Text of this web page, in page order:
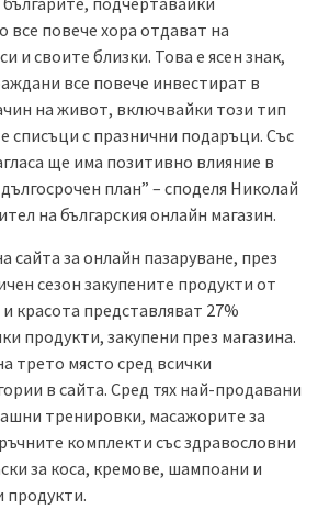
все повече хора отдават на
и своите близки. Това е ясен знак,
все повече инвестират в
на живот, включвайки този тип
списъци с празнични подаръци. Със
ще има позитивно влияние в
план” – споделя Николай
на българския онлайн магазин.
сайта за онлайн пазаруване, през
сезон закупените продукти от
красота представляват 27%
продукти, закупени през магазина.
трето място сред всички
в сайта. Сред тях най-продавани
тренировки, масажорите за
комплекти със здравословни
за коса, кремове, шампоани и
продукти.